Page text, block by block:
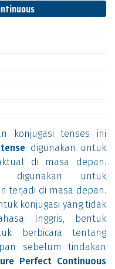
konjugasi tenses ini
digunakan untuk
di masa depan.
untuk
terjadi di masa depan.
konjugasi yang tidak
Inggris, bentuk
berbicara tentang
sebelum tindakan
Perfect Continuous